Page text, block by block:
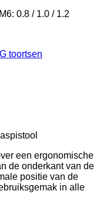
0.8 / 1.0 / 1.2
toortsen
een ergonomische
de onderkant van de
positie van de
in alle